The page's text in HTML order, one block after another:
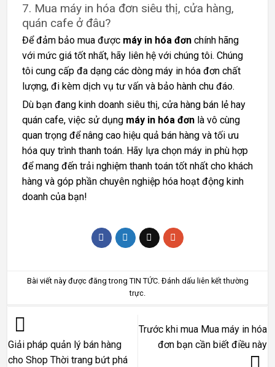
7. Mua máy in hóa đơn siêu thị, cửa hàng,
quán cafe ở đâu?
Để đảm bảo mua được máy in hóa đơn chính hãng
với mức giá tốt nhất, hãy liên hệ với chúng tôi. Chúng
tôi cung cấp đa dạng các dòng máy in hóa đơn chất
lượng, đi kèm dịch vụ tư vấn và bảo hành chu đáo.
Dù bạn đang kinh doanh siêu thị, cửa hàng bán lẻ hay
quán cafe, việc sử dụng máy in hóa đơn là vô cùng
quan trọng để nâng cao hiệu quả bán hàng và tối ưu
hóa quy trình thanh toán. Hãy lựa chọn máy in phù hợp
để mang đến trải nghiệm thanh toán tốt nhất cho khách
hàng và góp phần chuyên nghiệp hóa hoạt động kinh
doanh của bạn!
Bài viết này được đăng trong TIN TỨC. Đánh dấu liên kết thường
trực.
Giải pháp quản lý bán hàng
cho Shop Thời trang bứt phá
Trước khi mua Mua máy in hóa
đơn bạn cần biết điều này